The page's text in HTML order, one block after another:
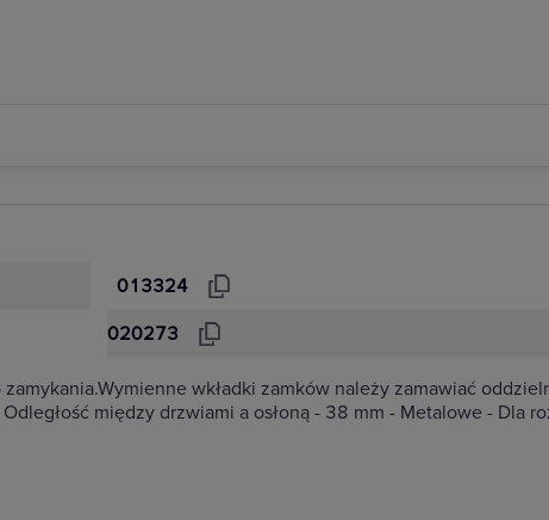
013324
020273
wkładki zamków należy zamawiać
między drzwiami a osłoną - 38 mm - Metalowe - Dla